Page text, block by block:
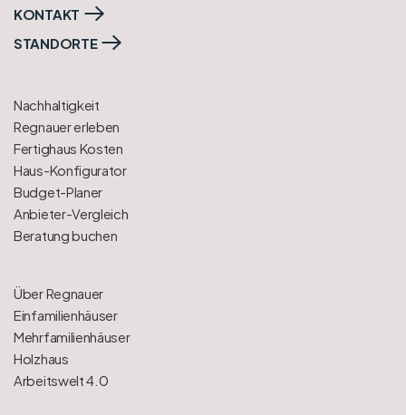
KONTAKT
STANDORTE
Nachhaltigkeit
Regnauer erleben
Fertighaus Kosten
Haus-Konfigurator
Budget-Planer
Anbieter-Vergleich
Beratung buchen
Über Regnauer
Einfamilienhäuser
Mehrfamilienhäuser
Holzhaus
Arbeitswelt 4.0